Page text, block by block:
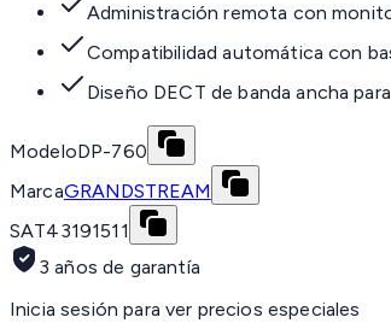
Administración remota con
Compatibilidad automática con
Diseño DECT de banda ancha
ModeloDP-760
MarcaGRANDSTREAM
SAT43191511
3 años de garantía
Inicia sesión para ver precios especiales